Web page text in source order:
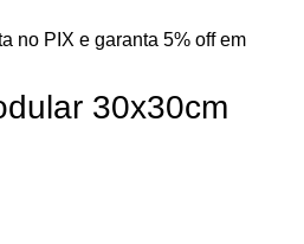
no PIX e garanta 5% off em
30x30cm